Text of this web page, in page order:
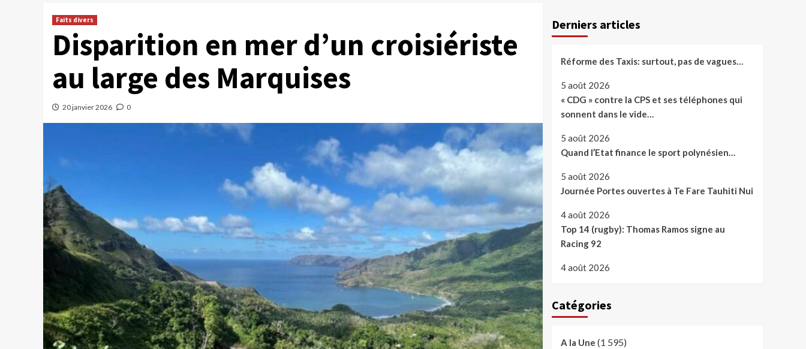
Faits divers
Disparition en mer d’un croisiériste
au large des Marquises
20 janvier 2026 0
Derniers articles
Réforme des Taxis: surtout, pas de vagues…
5 août 2026
« CDG » contre la CPS et ses téléphones qui
sonnent dans le vide…
5 août 2026
Quand l’Etat finance le sport polynésien…
5 août 2026
Journée Portes ouvertes à Te Fare Tauhiti Nui
4 août 2026
Top 14 (rugby): Thomas Ramos signe au
Racing 92
4 août 2026
Catégories
A la Une (1 595)